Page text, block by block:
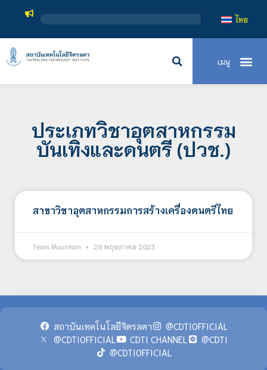
ไทย
ประเภทวิชาอุตสาหกรรม
บันเทิงและดนตรี (ปวช.)
สาขาวิชาอุตสาหกรรมการสร้างเครื่องดนตรีไทย
Team Mountain 29 พฤษภาคม 2023
สถาบันเทคโนโลยีจิตรลดา
@CDTIOFFICIAL
@CDTIOFFICIAL
CDTI CHANNEL
@CDTI
@CDTIOFFICIAL